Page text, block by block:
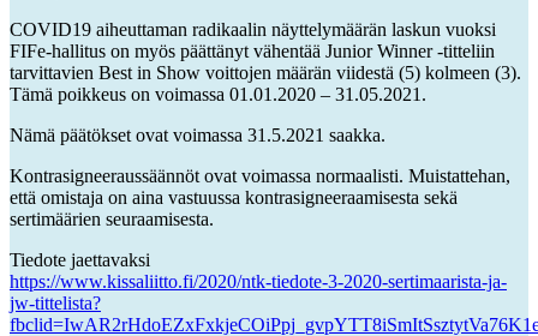
COVID19 aiheuttaman radikaalin näyttelymäärän laskun vuoksi
FIFe-hallitus on myös päättänyt vähentää Junior Winner -titteliin
tarvittavien Best in Show voittojen määrän viidestä (5) kolmeen (3).
Tämä poikkeus on voimassa 01.01.2020 – 31.05.2021.
Nämä päätökset ovat voimassa 31.5.2021 saakka.
Kontrasigneeraussäännöt ovat voimassa normaalisti. Muistattehan,
että omistaja on aina vastuussa kontrasigneeraamisesta sekä
sertimäärien seuraamisesta.
Tiedote jaettavaksi
https://www.kissaliitto.fi/2020/ntk-tiedote-3-2020-sertimaarista-ja-
jw-tittelista?